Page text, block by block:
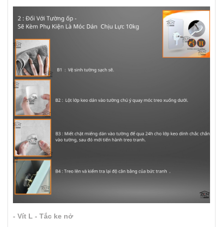
- Vít L - Tắc ke nở